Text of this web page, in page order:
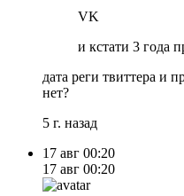
VK
и кстати 3 года
дата реги твиттера и
нет?
5 г. назад
17 авг 00:20
17 авг 00:20